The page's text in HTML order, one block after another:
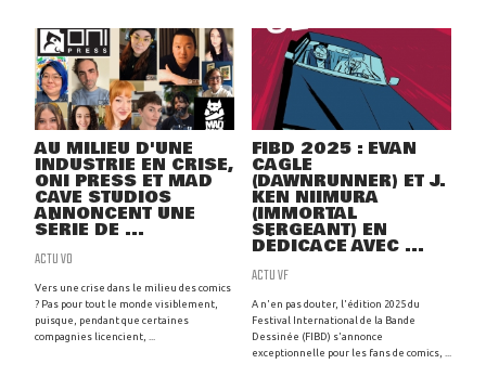
AU MILIEU D'UNE
INDUSTRIE EN CRISE,
ONI PRESS ET MAD
CAVE STUDIOS
ANNONCENT UNE
SÉRIE DE ...
ACTU VO
Vers une crise dans le milieu des comics
? Pas pour tout le monde visiblement,
puisque, pendant que certaines
compagnies licencient, ...
FIBD 2025 : EVAN
CAGLE
(DAWNRUNNER) ET J.
KEN NIIMURA
(IMMORTAL
SERGEANT) EN
DÉDICACE AVEC ...
ACTU VF
A n'en pas douter, l'édition 2025 du
Festival International de la Bande
Dessinée (FIBD) s'annonce
exceptionnelle pour les fans de comics, ...